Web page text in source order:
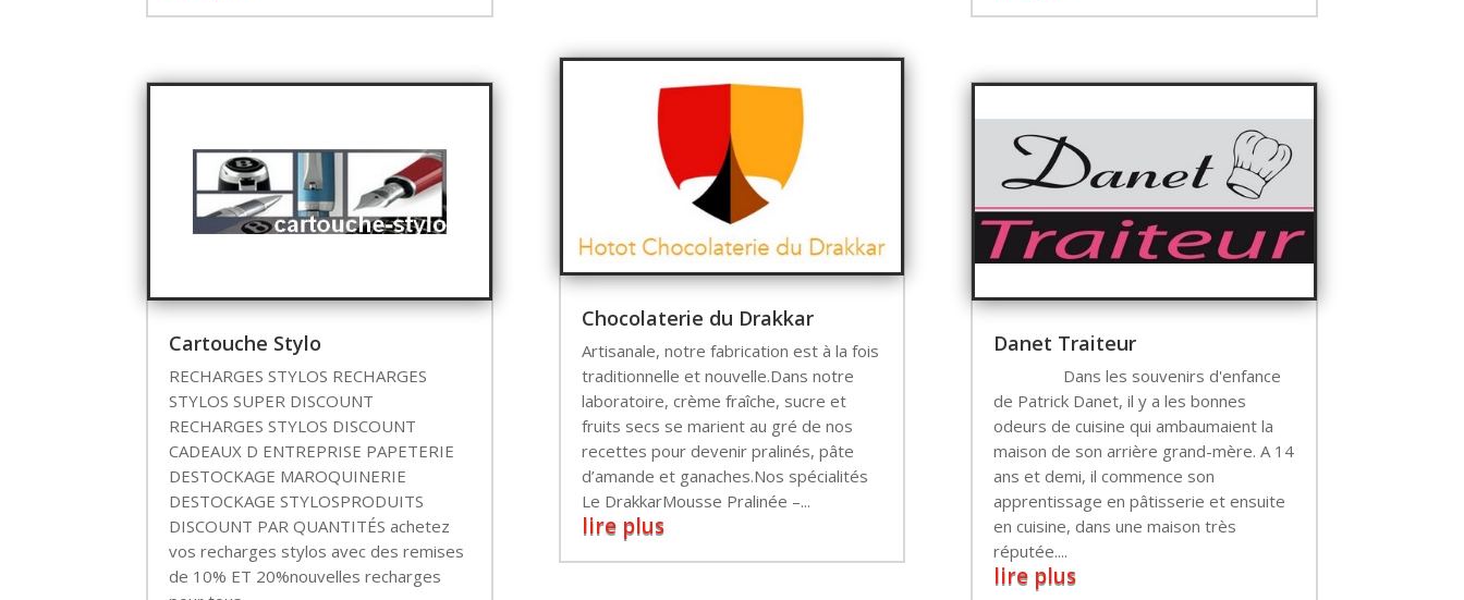
Cartouche Stylo
RECHARGES STYLOS RECHARGES
STYLOS SUPER DISCOUNT
RECHARGES STYLOS DISCOUNT
CADEAUX D ENTREPRISE PAPETERIE
DESTOCKAGE MAROQUINERIE
DESTOCKAGE STYLOSPRODUITS
DISCOUNT PAR QUANTITÉS achetez
vos recharges stylos avec des remises
de 10% ET 20%nouvelles recharges
Chocolaterie du Drakkar
Artisanale, notre fabrication est à la fois
traditionnelle et nouvelle.Dans notre
laboratoire, crème fraîche, sucre et
fruits secs se marient au gré de nos
recettes pour devenir pralinés, pâte
d’amande et ganaches.Nos spécialités
Le DrakkarMousse Pralinée –...
lire plus
Danet Traiteur
Dans les souvenirs d'enfance
de Patrick Danet, il y a les bonnes
odeurs de cuisine qui ambaumaient la
maison de son arrière grand-mère. A 14
ans et demi, il commence son
apprentissage en pâtisserie et ensuite
en cuisine, dans une maison très
réputée....
lire plus